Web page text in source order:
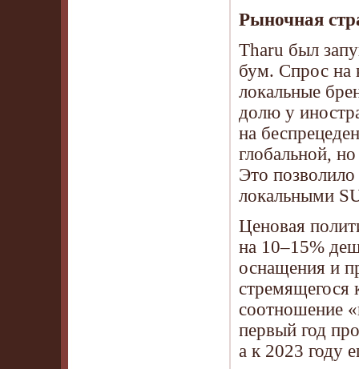
Рыночная
Tharu был
бум. Спрос на
локальные
долю у
на
глобальной,
Это
локальными
Ценовая
на 10–15%
оснащения и
стремящегося
соотношение
первый год
а к 2023 году